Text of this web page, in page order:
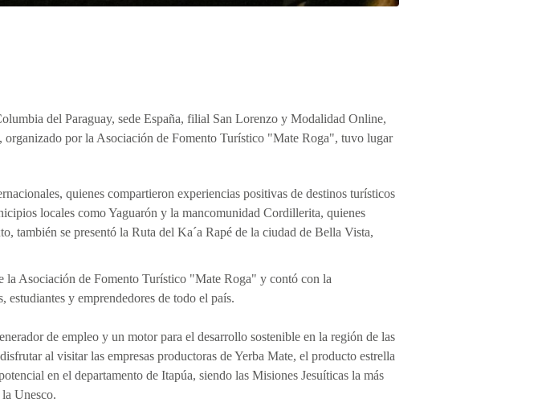
del Paraguay, sede España, filial San Lorenzo y Modalidad Online,
por la Asociación de Fomento Turístico "Mate Roga", tuvo lugar
quienes compartieron experiencias positivas de destinos turísticos
locales como Yaguarón y la mancomunidad Cordillerita, quienes
también se presentó la Ruta del Ka´a Rapé de la ciudad de Bella Vista,
la Asociación de Fomento Turístico "Mate Roga" y contó con la
estudiantes y emprendedores de todo el país.
de empleo y un motor para el desarrollo sostenible en la región de las
al visitar las empresas productoras de Yerba Mate, el producto estrella
en el departamento de Itapúa, siendo las Misiones Jesuíticas la más
Unesco.